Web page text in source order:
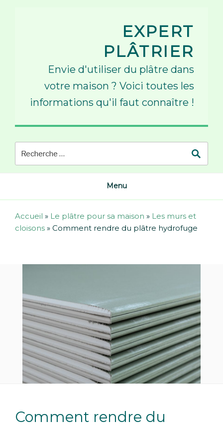
EXPERT
PLÂTRIER
Envie d'utiliser du plâtre dans
votre maison ? Voici toutes les
informations qu'il faut connaître !
Menu
Accueil » Le plâtre pour sa maison » Les murs et
cloisons » Comment rendre du plâtre hydrofuge
Comment rendre du